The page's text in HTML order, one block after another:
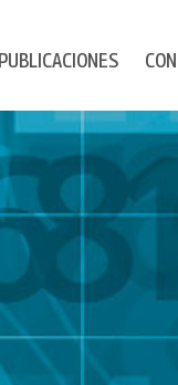
PUBLICACIONES